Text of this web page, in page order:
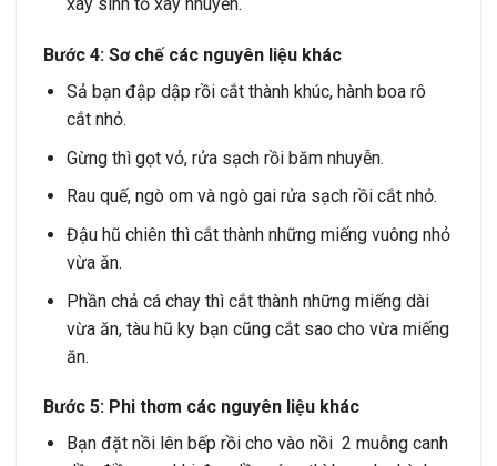
xay sinh tố xay nhuyễn.
Bước 4: Sơ chế các nguyên liệu khác
Sả bạn đập dập rồi cắt thành khúc, hành boa rô
cắt nhỏ.
Gừng thì gọt vỏ, rửa sạch rồi băm nhuyễn.
Rau quế, ngò om và ngò gai rửa sạch rồi cắt nhỏ.
Đậu hũ chiên thì cắt thành những miếng vuông nhỏ
vừa ăn.
Phần chả cá chay thì cắt thành những miếng dài
vừa ăn, tàu hũ ky bạn cũng cắt sao cho vừa miếng
ăn.
Bước 5: Phi thơm các nguyên liệu khác
Bạn đặt nồi lên bếp rồi cho vào nồi 2 muỗng canh